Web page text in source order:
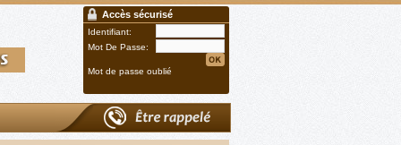
Accès sécurisé
Identifiant:
Mot De Passe:
Mot de passe oublié